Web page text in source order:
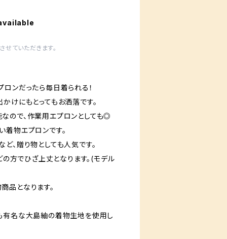
ていただきます。
ンだったら毎日着られる！
けにもとってもお洒落です。
ので、作業用エプロンとしても◎
着物エプロンです。
、贈り物としても人気です。
方でひざ上丈となります。(モデル
品となります。
有名な大島紬の着物生地を使用し